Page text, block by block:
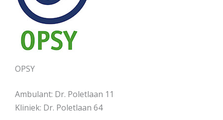
OPSY
Ambulant: Dr. Poletlaan 11
Kliniek: Dr. Poletlaan 64